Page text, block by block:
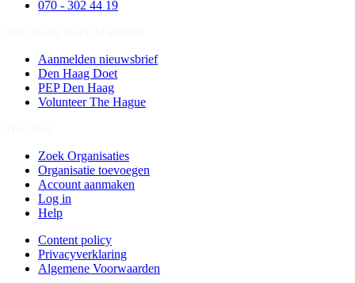
070 - 302 44 19
Aanmelden nieuwsbrief
Den Haag Doet
PEP Den Haag
Volunteer The Hague
Zoek Organisaties
Organisatie toevoegen
Account aanmaken
Log in
Help
Content policy
Privacyverklaring
Algemene Voorwaarden